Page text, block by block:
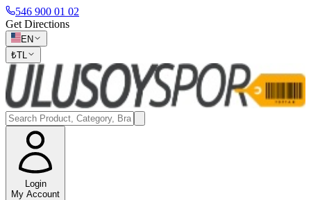
546 900 01 02
Get Directions
EN
₺TL
Login
My Account